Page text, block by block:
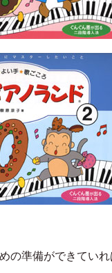
の準備ができていれ